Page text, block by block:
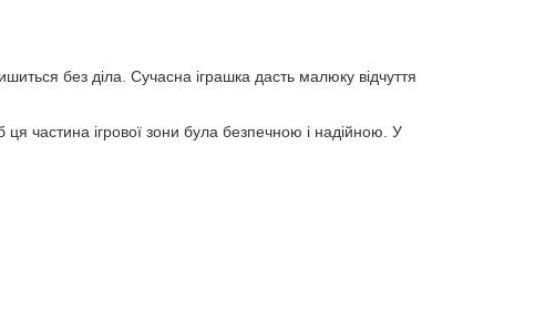
без діла. Сучасна іграшка дасть малюку відчуття
частина ігрової зони була безпечною і надійною. У